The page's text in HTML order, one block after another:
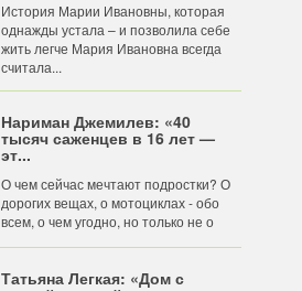
История Марии Ивановны, которая
однажды устала – и позволила себе
жить легче Мария Ивановна всегда
считала...
Нариман Джемилев: «40
тысяч саженцев в 16 лет —
эт...
О чем сейчас мечтают подростки? О
дорогих вещах, о мотоциклах - обо
всем, о чем угодно, но только не о
Татьяна Легкая: «Дом с